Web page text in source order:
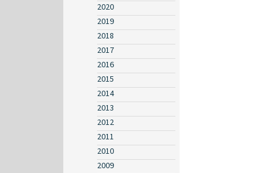
2020
2019
2018
2017
2016
2015
2014
2013
2012
2011
2010
2009